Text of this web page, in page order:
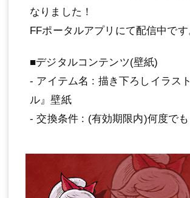
なりました！
FFポータルアプリにて配信中です
■デジタルコンテンツ(壁紙)
- アイテム名 : 描き下ろしイラス
ル』壁紙
- 交換条件 : (有効期限内)何度でも